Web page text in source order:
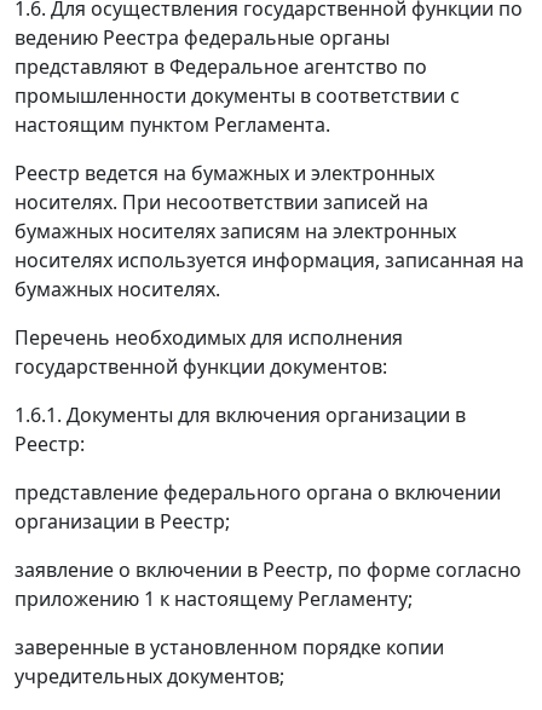
1.6. Для осуществления государственной функции по
ведению Реестра федеральные органы
представляют в Федеральное агентство по
промышленности документы в соответствии с
настоящим пунктом Регламента.
Реестр ведется на бумажных и электронных
носителях. При несоответствии записей на
бумажных носителях записям на электронных
носителях используется информация, записанная на
бумажных носителях.
Перечень необходимых для исполнения
государственной функции документов:
1.6.1. Документы для включения организации в
Реестр:
представление федерального органа о включении
организации в Реестр;
заявление о включении в Реестр, по форме согласно
приложению 1 к настоящему Регламенту;
заверенные в установленном порядке копии
учредительных документов;